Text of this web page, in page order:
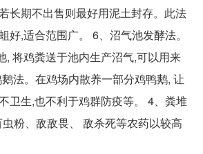
长期不出售则最好用泥土封存。此法
好,适合范围广。 6、沼气池发酵法。
, 将鸡粪送于池内生产沼气,可以用来
法。在鸡场内散养一部分鸡鸭鹅, 让
卫生,也不利于鸡群防疫等。 4、粪堆
粉、敌敌畏、 敌杀死等农药以较高